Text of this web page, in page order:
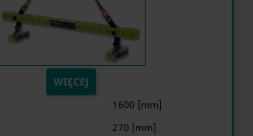
WIĘCEJ
1600 [mm]
270 [mm]